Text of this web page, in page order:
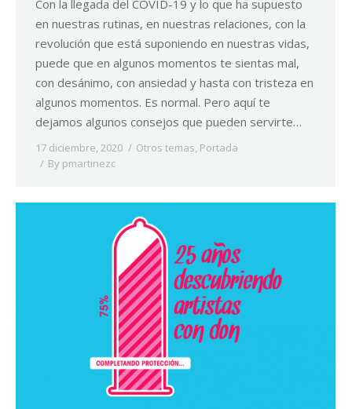
Con la llegada del COVID-19 y lo que ha supuesto
en nuestras rutinas, en nuestras relaciones, con la
revolución que está suponiendo en nuestras vidas,
puede que en algunos momentos te sientas mal,
con desánimo, con ansiedad y hasta con tristeza en
algunos momentos. Es normal. Pero aquí te
dejamos algunos consejos que pueden servirte…
17 diciembre, 2020 Otros temas, Portada
By pmartinezc